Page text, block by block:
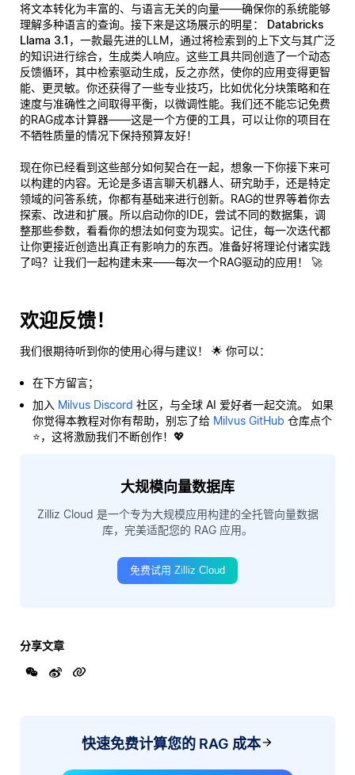
将文本转化为丰富的、与语言无关的向量——确保你的系统能够
理解多种语言的查询。接下来是这场展示的明星： Databricks
Llama 3.1 ，一款最先进的LLM，通过将检索到的上下文与其广泛
的知识进行综合，生成类人响应。这些工具共同创造了一个动态
反馈循环，其中检索驱动生成，反之亦然，使你的应用变得更智
能、更灵敏。你还获得了一些专业技巧，比如优化分块策略和在
速度与准确性之间取得平衡，以微调性能。我们还不能忘记免费
的RAG成本计算器——这是一个方便的工具，可以让你的项目在
不牺牲质量的情况下保持预算友好！
现在你已经看到这些部分如何契合在一起，想象一下你接下来可
以构建的内容。无论是多语言聊天机器人、研究助手，还是特定
领域的问答系统，你都有基础来进行创新。RAG的世界等着你去
探索、改进和扩展。所以启动你的IDE，尝试不同的数据集，调
整那些参数，看看你的想法如何变为现实。记住，每一次迭代都
让你更接近创造出真正有影响力的东西。准备好将理论付诸实践
了吗？让我们一起构建未来——每次一个RAG驱动的应用！ 🚀
欢迎反馈！
我们很期待听到你的使用心得与建议！ 🌟 你可以：
在下方留言；
加入 Milvus Discord 社区，与全球 AI 爱好者一起交流。 如果
你觉得本教程对你有帮助，别忘了给 Milvus GitHub 仓库点个
⭐，这将激励我们不断创作！💖
大规模向量数据库
Zilliz Cloud 是一个专为大规模应用构建的全托管向量数据
库，完美适配您的 RAG 应用。
免费试用 Zilliz Cloud
分享文章
快速免费计算您的 RAG 成本